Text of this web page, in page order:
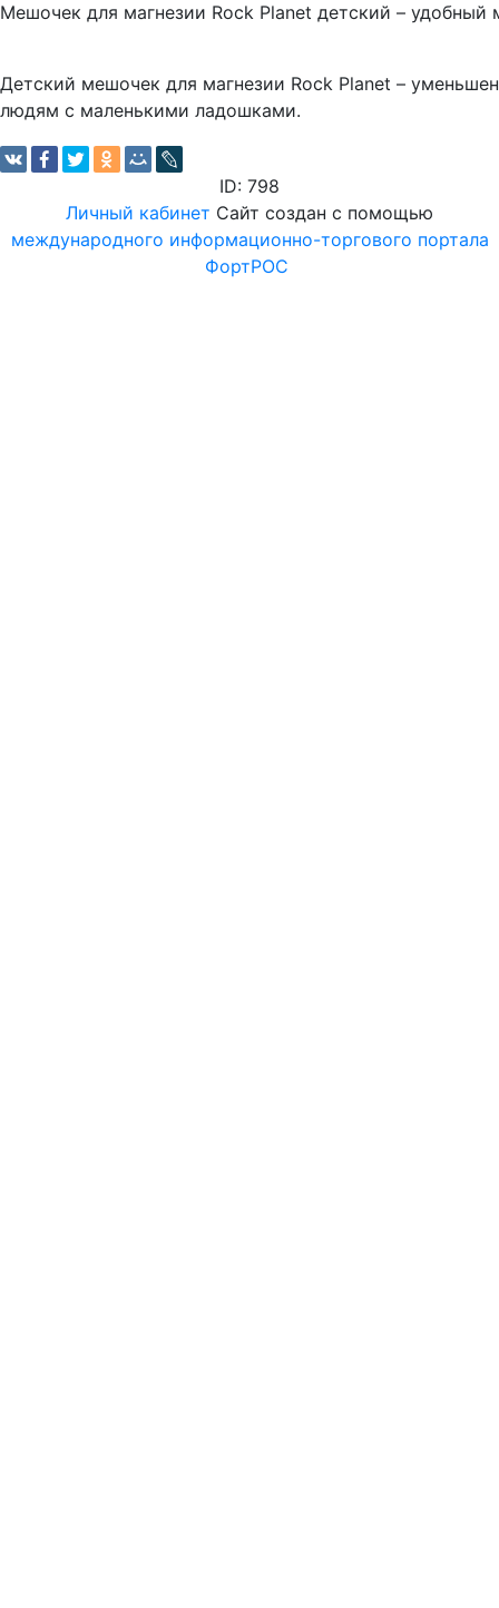
Мешочек для магнезии Rock Planet детский –
Детский мешочек для магнезии Rock Planet –
людям с маленькими ладошками.
ID: 798
Личный кабинет Сайт создан с помощью
международного информационно-торгового портала
ФортРОС